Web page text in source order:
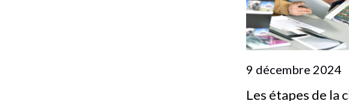
9 décembre 2024
Les étapes de la